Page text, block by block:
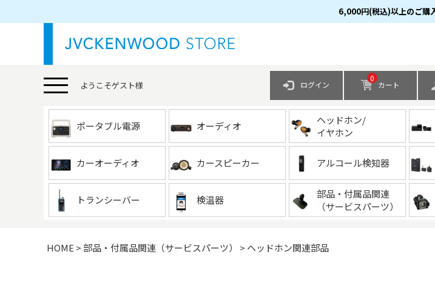
6,000円(税込)以上のご購
ようこそゲスト様 ログイン
0
カート
ポータブル電源 オーディオ
ヘッドホン/
イヤホン
カーオーディオ カースピーカー アルコール検知器
トランシーバー 検温器
部品・付属品関連
（サービスパーツ）
HOME 部品・付属品関連（サービスパーツ） ヘッドホン関連部品